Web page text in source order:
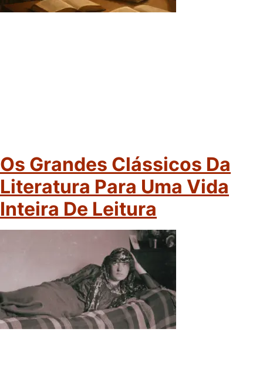
Os Grandes Clássicos Da
Literatura Para Uma Vida
Inteira De Leitura